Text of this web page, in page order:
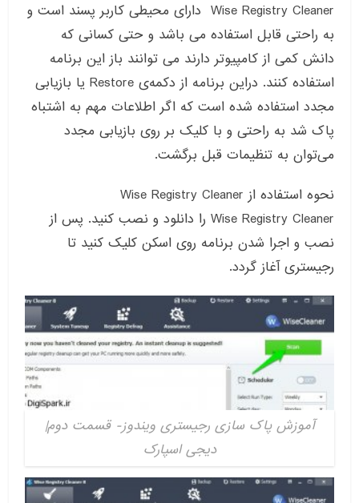
Wise Registry Cleaner دارای محیطی کاربر پسند است و
به راحتی قابل استفاده می باشد و حتی کسانی که
دانش کمی از کامپیوتر دارند می توانند باز این برنامه
استفاده کنند. دراین برنامه از دکمه‌ی Restore یا بازیابی
مجدد استفاده شده است که اگر اطلاعات مهم به اشتباه
پاک شد به راحتی و با کلیک بر روی بازیابی مجدد
می‌توان به تنظیمات قبل برگشت.
نحوه استفاده از Wise Registry Cleaner
Wise Registry Cleaner را دانلود و نصب کنید. پس از
نصب و اجرا شدن برنامه روی اسکن کلیک کنید تا
رجیستری آغاز گردد.
آموزش پاک سازی رجیستری ویندوز- قسمت دوم|
دیجی اسپارک